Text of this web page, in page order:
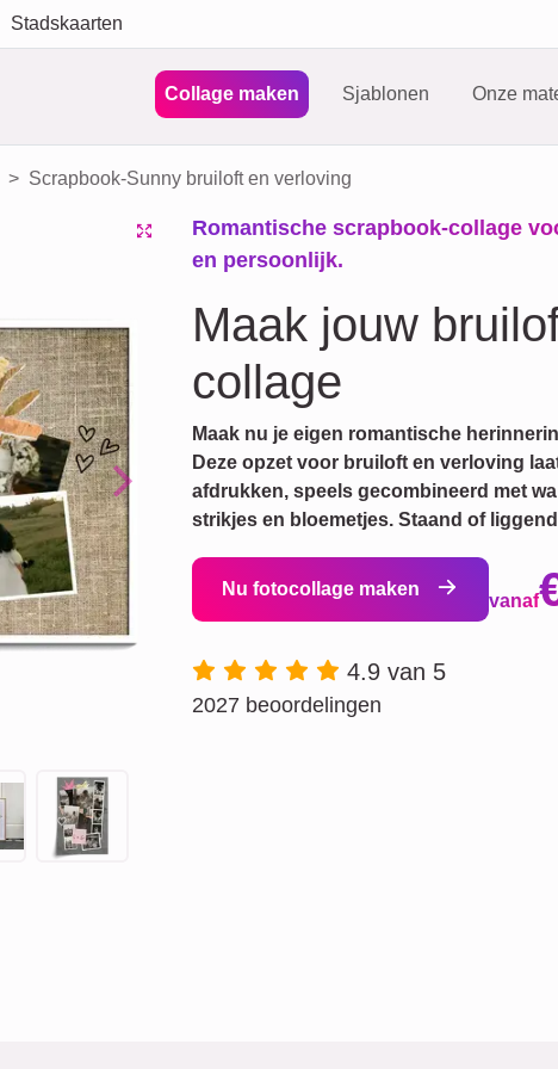
Stadskaarten
Collage maken Sjablonen Onze
Scrapbook-Sunny bruiloft en verloving
Next
Romantische scrapbook-collage
en persoonlijk.
Maak jouw
collage
Maak nu je eigen romantische
Deze opzet voor bruiloft en verloving
afdrukken, speels gecombineerd met
strikjes en bloemetjes. Staand of
Nu fotocollage maken
vanaf
4.9 van 5
2027 beoordelingen